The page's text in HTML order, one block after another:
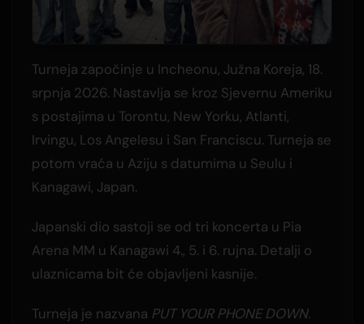
Turneja započinje u Incheonu, Južna Koreja, 18.
srpnja 2026. Nastavlja se kroz Sjevernu Ameriku
s postajima u Torontu, New Yorku, Atlanti,
Irvingu, Los Angelesu i San Franciscu. Turneja se
potom vraća u Aziju s datumima u Seulu i
Kanagawi, Japan.
Japanski dio sastoji se od tri koncerta u Pia
Arena MM u Kanagawi 4., 5. i 6. rujna. Detalji o
ulaznicama bit će objavljeni kasnije.
Turneja je nazvana PUT YOUR PHONE DOWN.